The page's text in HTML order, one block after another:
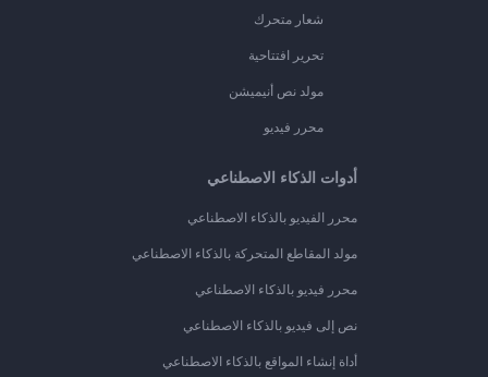
شعار متحرك
تحرير افتتاحية
مولد نص أنيميشن
محرر فيديو
أدوات الذكاء الاصطناعي
محرر الفيديو بالذكاء الاصطناعي
مولد المقاطع المتحركة بالذكاء الاصطناعي
محرر فيديو بالذكاء الاصطناعي
نص إلى فيديو بالذكاء الاصطناعي
أداة إنشاء المواقع بالذكاء الاصطناعي